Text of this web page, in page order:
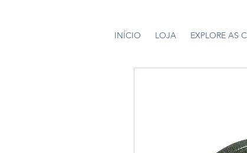
INÍCIO LOJA EXPLORE AS